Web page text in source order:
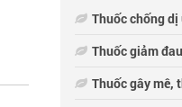
Thuốc chống dị
Thuốc giảm
Thuốc gây mê,